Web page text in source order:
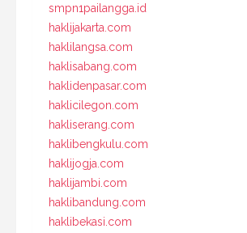
smpn1pailangga.id
haklijakarta.com
haklilangsa.com
haklisabang.com
haklidenpasar.com
haklicilegon.com
hakliserang.com
haklibengkulu.com
haklijogja.com
haklijambi.com
haklibandung.com
haklibekasi.com